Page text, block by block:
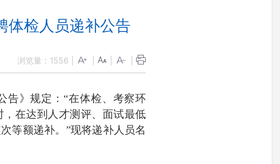
体检人员递补公告
浏览量： 1556
告》规定： “在体检、考察环
在达到人才测评、面试最低
等额递补。 ”现将递补人员名